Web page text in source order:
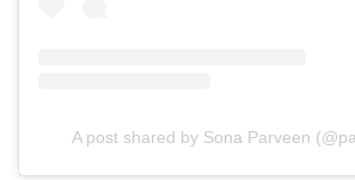
A post shared by Sona Parveen